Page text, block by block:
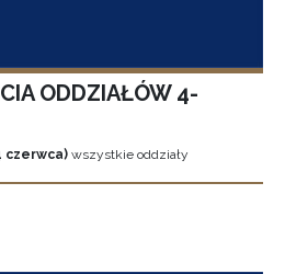
ODDZIAŁÓW 4-
czerwca) wszystkie oddziały